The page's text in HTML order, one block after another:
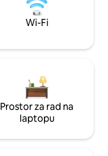
Wi-Fi
Prostor za rad na
laptopu